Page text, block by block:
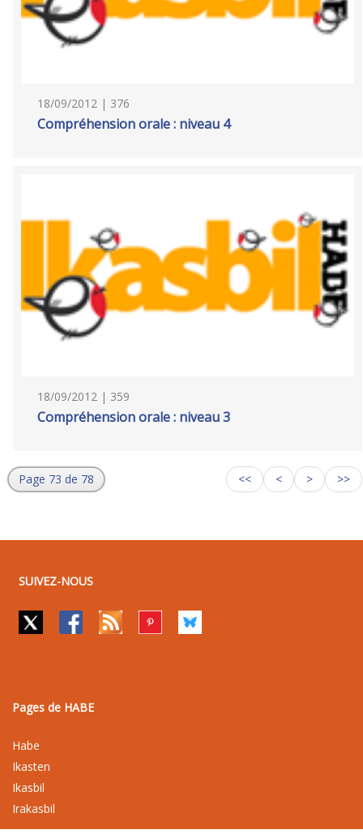
18/09/2012 | 376
Compréhension orale : niveau 4
18/09/2012 | 359
Compréhension orale : niveau 3
Page 73 de 78 << < > >>
SUIVEZ-NOUS
Pages de HABE
Habe
Ikasten
Ikasbil
Irakasbil